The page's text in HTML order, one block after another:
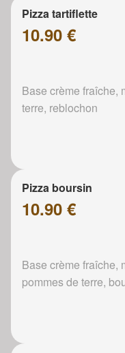
Pizza tartiflette
10.90 €
Base crème fraîche,
terre, reblochon
Pizza boursin
10.90 €
Base crème fraîche,
pommes de terre,